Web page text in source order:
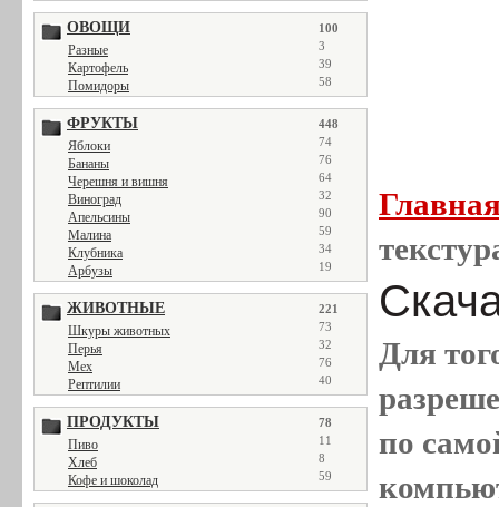
ОВОЩИ 100
Разные 3
Картофель 39
Помидоры 58
ФРУКТЫ 448
Яблоки 74
Бананы 76
Черешня и вишня 64
Виноград 32
Апельсины 90
Малина 59
Клубника 34
Арбузы 19
ЖИВОТНЫЕ 221
Шкуры животных 73
Перья 32
Мех 76
Рептилии 40
ПРОДУКТЫ 78
Пиво 11
Хлеб 8
Кофе и шоколад 59
Для
по